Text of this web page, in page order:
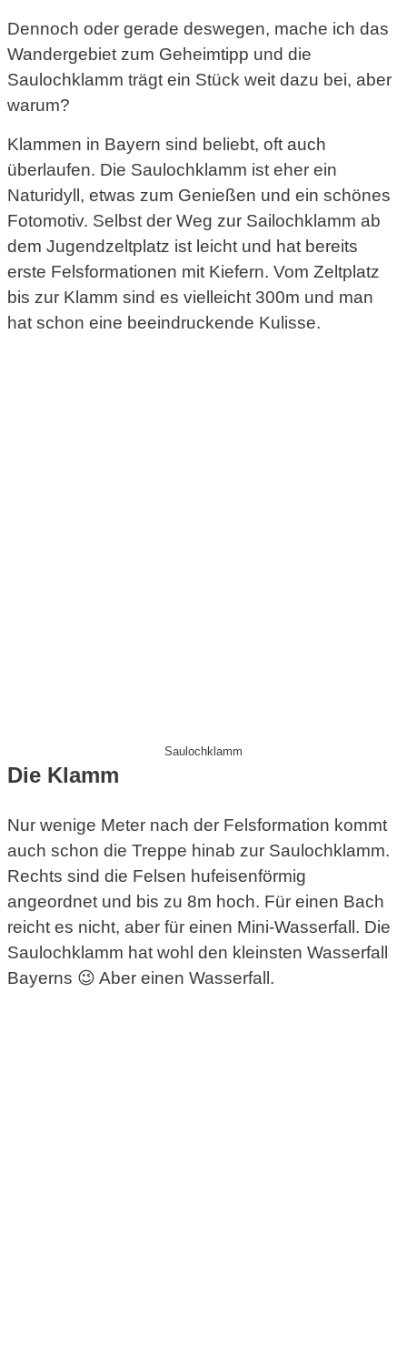
Dennoch oder gerade deswegen, mache ich das
Wandergebiet zum Geheimtipp und die
Saulochklamm trägt ein Stück weit dazu bei, aber
warum?
Klammen in Bayern sind beliebt, oft auch
überlaufen. Die Saulochklamm ist eher ein
Naturidyll, etwas zum Genießen und ein schönes
Fotomotiv. Selbst der Weg zur Sailochklamm ab
dem Jugendzeltplatz ist leicht und hat bereits
erste Felsformationen mit Kiefern. Vom Zeltplatz
bis zur Klamm sind es vielleicht 300m und man
hat schon eine beeindruckende Kulisse.
Saulochklamm
Die Klamm
Nur wenige Meter nach der Felsformation kommt
auch schon die Treppe hinab zur Saulochklamm.
Rechts sind die Felsen hufeisenförmig
angeordnet und bis zu 8m hoch. Für einen Bach
reicht es nicht, aber für einen Mini-Wasserfall. Die
Saulochklamm hat wohl den kleinsten Wasserfall
Bayerns 😉 Aber einen Wasserfall.